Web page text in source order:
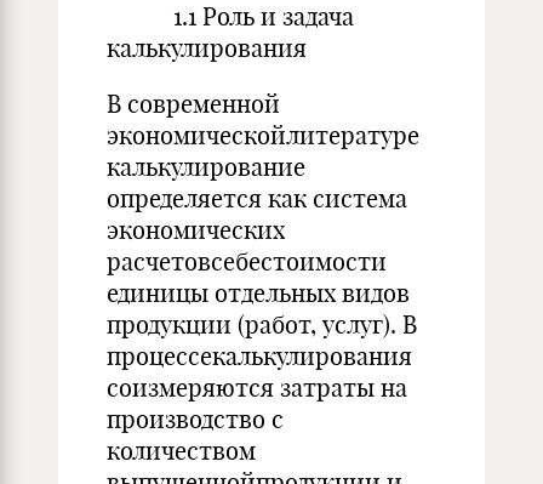
1.1 Роль и задача
калькулирования
В современной
экономическойлитературе
калькулирование
определяется как система
экономических
расчетовсебестоимости
единицы отдельных видов
продукции (работ, услуг). В
процессекалькулирования
соизмеряются затраты на
производство с
количеством